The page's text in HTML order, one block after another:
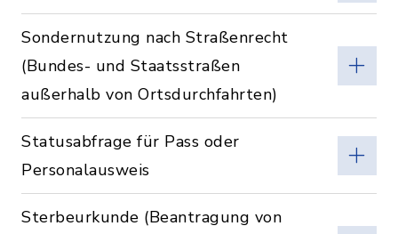
Sondernutzung nach Straßenrecht
(Bundes- und Staatsstraßen
außerhalb von Ortsdurchfahrten)
Statusabfrage für Pass oder
Personalausweis
Sterbeurkunde (Beantragung von